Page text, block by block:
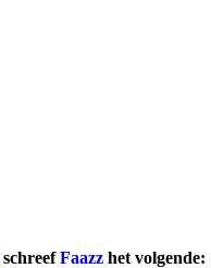
schreefFaazz het volgende: